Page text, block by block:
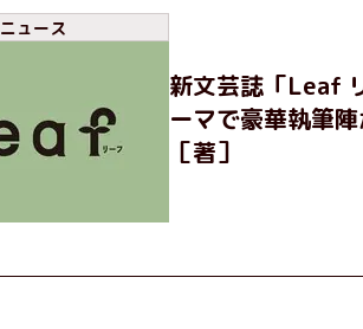
ニュース
新文芸誌「Leaf
ーマで豪華執筆
［著］